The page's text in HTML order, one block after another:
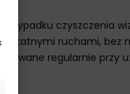
czyszczenia
ruchami, bez
regularnie przy